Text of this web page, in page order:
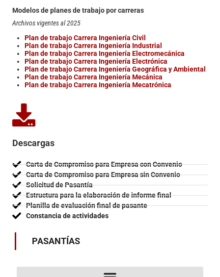
Modelos de planes de trabajo por carreras
Archivos vigentes al 2025
Plan de trabajo Carrera Ingeniería Civil
Plan de trabajo Carrera Ingeniería Industrial
Plan de trabajo Carrera Ingeniería Electromecánica
Plan de trabajo Carrera Ingeniería Electrónica
Plan de trabajo Carrera Ingeniería Geográfica y Ambiental
Plan de trabajo Carrera Ingeniería Mecánica
Plan de trabajo Carrera Ingeniería Mecatrónica
Descargas
Carta de Compromiso para Empresa con Convenio
Carta de Compromiso para Empresa sin Convenio
Solicitud de Pasantía
Estructura para la elaboración de informe final
Planilla de evaluación final de pasante
Constancia de actividades
PASANTÍAS